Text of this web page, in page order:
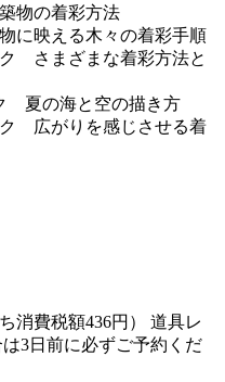
物の着彩方法
映える木々の着彩手順
さまざまな着彩方法と
夏の海と空の描き方
広がりを感じさせる着
消費税額436円） 道具レ
3日前に必ずご予約くだ